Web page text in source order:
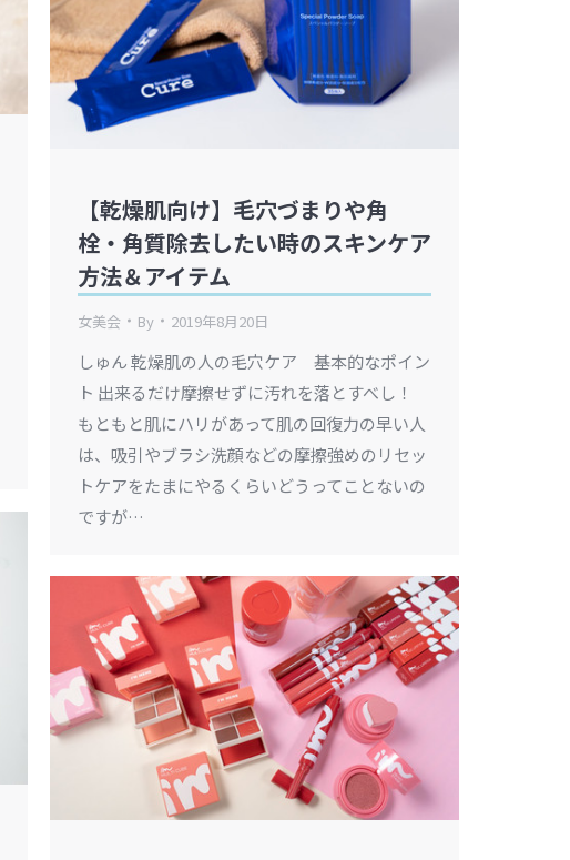
【乾燥肌向け】毛穴づまりや角
栓・角質除去したい時のスキンケア
方法＆アイテム
女美会 By 2019年8月20日
しゅん 乾燥肌の人の毛穴ケア 基本的なポイン
ト 出来るだけ摩擦せずに汚れを落とすべし！
もともと肌にハリがあって肌の回復力の早い人
は、吸引やブラシ洗顔などの摩擦強めのリセッ
トケアをたまにやるくらいどうってことないの
ですが…